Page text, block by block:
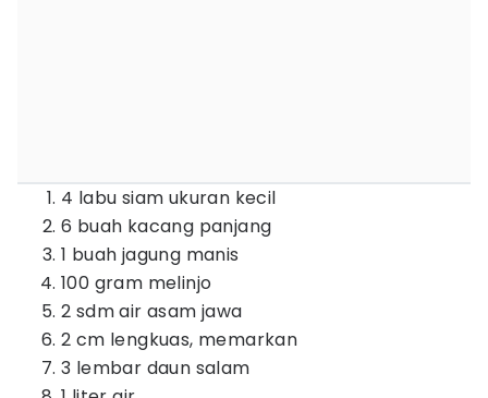
4 labu siam ukuran kecil
6 buah kacang panjang
1 buah jagung manis
100 gram melinjo
2 sdm air asam jawa
2 cm lengkuas, memarkan
3 lembar daun salam